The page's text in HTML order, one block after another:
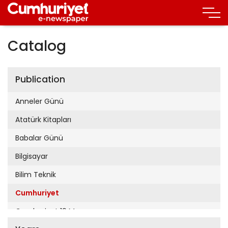
Catalog
Publication
Anneler Günü
Atatürk Kitapları
Babalar Günü
Bilgisayar
Bilim Teknik
Cumhuriyet
Cumhuriyet 19 Mayıs